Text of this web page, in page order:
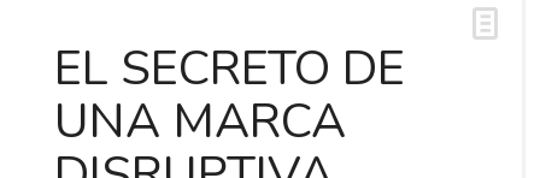
EL SECRETO DE
UNA MARCA